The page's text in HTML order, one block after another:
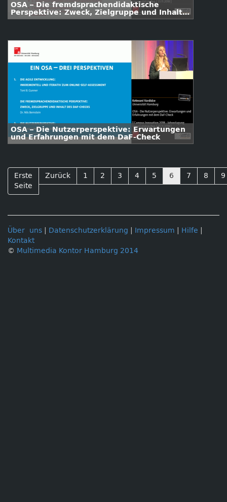
OSA – Die fremdsprachendidaktische
Perspektive: Zweck, Zielgruppe und Inhalt
des DaF-Checks
OSA – Die Nutzerperspektive: Erwartungen
und Erfahrungen mit dem DaF-Check
Erste
Seite
Zurück 1 2 3 4 5 6 7 8 9
Über uns Datenschutzerklärung Impressum Hilfe
Kontakt
© Multimedia Kontor Hamburg 2014